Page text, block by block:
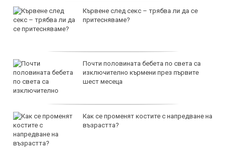
Кървене след секс – трябва ли да се
притесняваме?
Почти половината бебета по света са
изключително кърмени през първите
шест месеца
Как се променят костите с напредване на
възрастта?